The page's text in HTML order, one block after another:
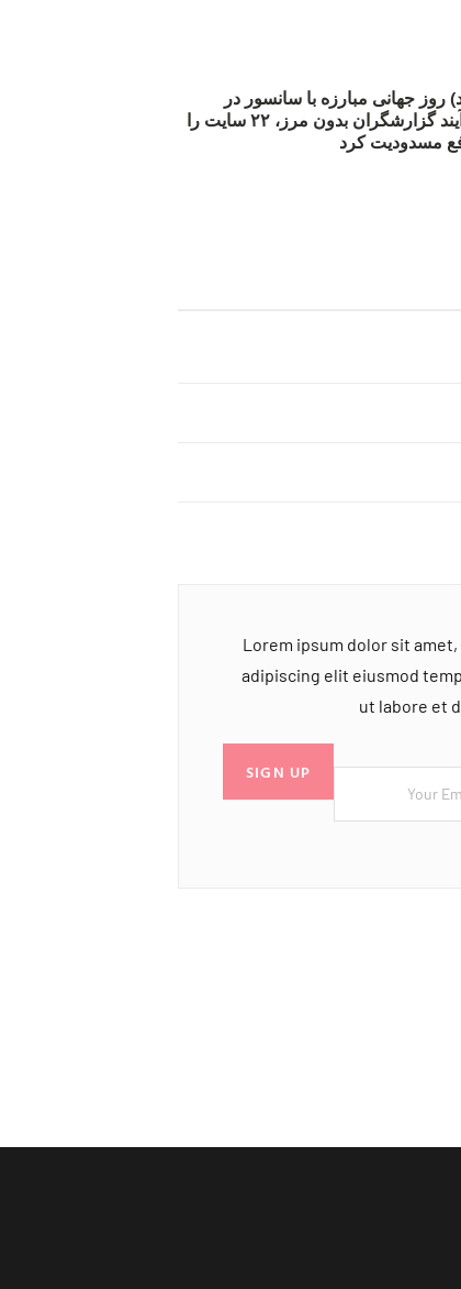
(۲۱ اسفند) روز جهانی مبارزه با سانسور در
اینترنت: #آزادی هم‌آیند گزارشگران‌ بدون مرز، ۲۲ سایت را
مسدودیت کرد
Lorem ipsum dolor sit
adipiscing elit eiusmod
ut labore et
SIGN UP